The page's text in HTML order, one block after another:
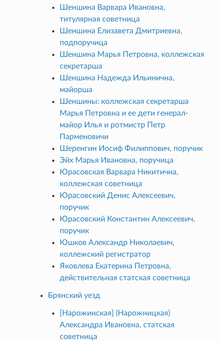
Шеншина Варвара Ивановна,
титулярная советница
Шеншина Елизавета Дмитриевна,
подпоручица
Шеншина Марья Петровна, коллежская
секретарша
Шеншина Надежда Ильинична,
майорша
Шеншины: коллежская секретарша
Марья Петровна и ее дети генерал-
майор Илья и ротмистр Петр
Парменовичи
Шеренгин Иосиф Филиппович, поручик
Эйх Марья Ивановна, поручица
Юрасовская Варвара Никитична,
коллежская советница
Юрасовский Денис Алексеевич,
поручик
Юрасовский Константин Алексеевич,
поручик
Юшков Александр Николаевич,
коллежский регистратор
Яковлева Екатерина Петровна,
действительная статская советница
Брянский уезд
[Нарожинская] (Нарожницкая)
Александра Ивановна, статская
советница